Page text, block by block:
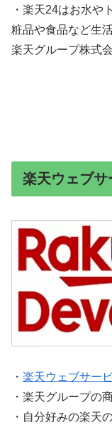
・楽天24はお水や
粧品や食品など生
楽天グループ株式
楽天ウェブサ
・ 楽天ウェブサー
・楽天グループの
・自分好みの楽天